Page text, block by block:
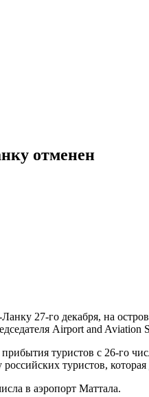
отменен
27-го декабря, на
Airport and
туристов с 26-го
туристов,
в аэропорт Маттала.